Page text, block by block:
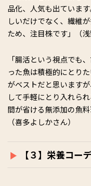
品化、人気も出ていま
しいだけでなく、繊維
ため、注目株です」（浅
「腸活という視点でも
った魚は積極的にとり
がベストだと思います
して手軽にとり入れら
間が省ける無添加の魚
（喜多よしかさん）
【３】栄養コー